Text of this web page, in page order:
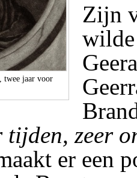
twee jaar voor
Zijn
tijden, zeer
er een